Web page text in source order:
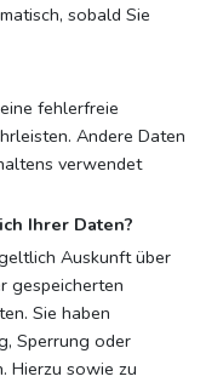
sobald Sie
fehlerfreie
Andere Daten
verwendet
Ihrer Daten?
Auskunft über
gespeicherten
Sie haben
Sperrung oder
Hierzu sowie zu